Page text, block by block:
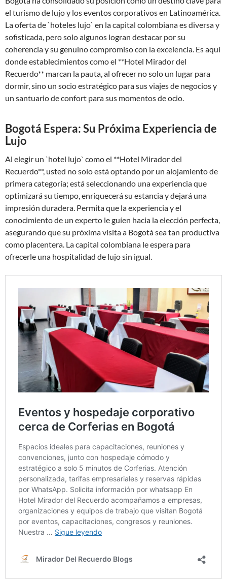
el turismo de lujo y los eventos corporativos en Latinoamérica.
La oferta de `hoteles lujo` en la capital colombiana es diversa y
sofisticada, pero solo algunos logran destacar por su
coherencia y su genuino compromiso con la excelencia. Es aquí
donde establecimientos como el **Hotel Mirador del
Recuerdo** marcan la pauta, al ofrecer no solo un lugar para
dormir, sino un socio estratégico para sus viajes de negocios y
un santuario de confort para sus momentos de ocio.
Bogotá Espera: Su Próxima Experiencia de
Lujo
Al elegir un `hotel lujo` como el **Hotel Mirador del
Recuerdo**, usted no solo está optando por un alojamiento de
primera categoría; está seleccionando una experiencia que
optimizará su tiempo, enriquecerá su estancia y dejará una
impresión duradera. Permita que la experiencia y el
conocimiento de un experto le guíen hacia la elección perfecta,
asegurando que su próxima visita a Bogotá sea tan productiva
como placentera. La capital colombiana le espera para
ofrecerle una hospitalidad de lujo sin igual.